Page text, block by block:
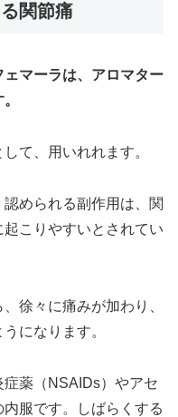
関節痛
マーラは、アロマター
て、用いれれます。
められる副作用は、関
こりやすいとされてい
徐々に痛みが加わり、
になります。
薬（NSAIDs）やアセ
服です。しばらくする